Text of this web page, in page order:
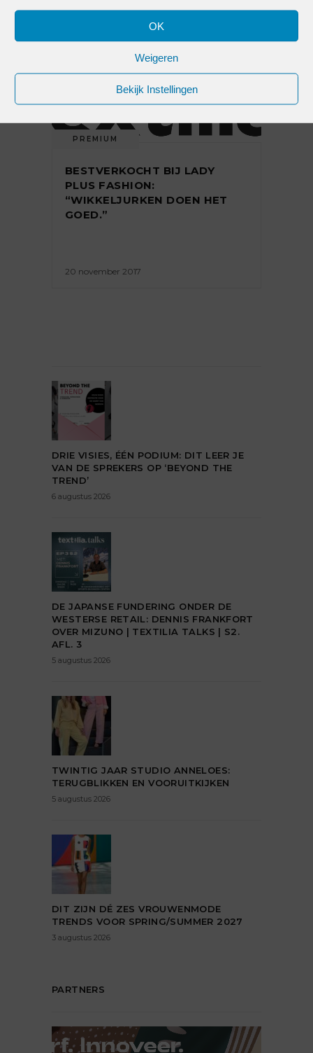
OK
Weigeren
Bekijk Instellingen
PREMIUM
BESTVERKOCHT BIJ LADY
PLUS FASHION:
“WIKKELJURKEN DOEN HET
GOED.”
20 november 2017
DRIE VISIES, ÉÉN PODIUM: DIT LEER JE
VAN DE SPREKERS OP ‘BEYOND THE
TREND’
6 augustus 2026
DE JAPANSE FUNDERING ONDER DE
WESTERSE RETAIL: DENNIS FRANKFORT
OVER MIZUNO | TEXTILIA TALKS | S2.
AFL. 3
5 augustus 2026
TWINTIG JAAR STUDIO ANNELOES:
TERUGBLIKKEN EN VOORUITKIJKEN
5 augustus 2026
DIT ZIJN DÉ ZES VROUWENMODE
TRENDS VOOR SPRING/SUMMER 2027
3 augustus 2026
PARTNERS